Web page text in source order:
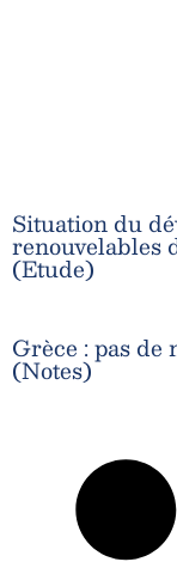
Situation du
renouvelables
(Etude)
Grèce : pas de
(Notes)